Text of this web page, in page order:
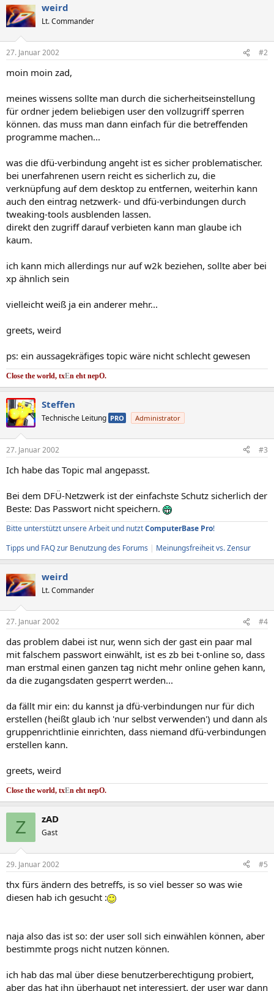
weird
Lt. Commander
27. Januar 2002 #2
moin moin zad,
meines wissens sollte man durch die sicherheitseinstellung
für ordner jedem beliebigen user den vollzugriff sperren
können. das muss man dann einfach für die betreffenden
programme machen...
was die dfü-verbindung angeht ist es sicher problematischer.
bei unerfahrenen usern reicht es sicherlich zu, die
verknüpfung auf dem desktop zu entfernen, weiterhin kann
auch den eintrag netzwerk- und dfü-verbindungen durch
tweaking-tools ausblenden lassen.
direkt den zugriff darauf verbieten kann man glaube ich
kaum.
ich kann mich allerdings nur auf w2k beziehen, sollte aber bei
xp ähnlich sein
vielleicht weiß ja ein anderer mehr...
greets, weird
ps: ein aussagekräfiges topic wäre nicht schlecht gewesen
Close the world, txEn eht nepO.
Steffen
Technische Leitung PRO Administrator
27. Januar 2002 #3
Ich habe das Topic mal angepasst.
Bei dem DFÜ-Netzwerk ist der einfachste Schutz sicherlich der
Beste: Das Passwort nicht speichern.
Bitte unterstützt unsere Arbeit und nutztComputerBase Pro!
Tipps und FAQ zur Benutzung des Forums | Meinungsfreiheit vs. Zensur
weird
Lt. Commander
27. Januar 2002 #4
das problem dabei ist nur, wenn sich der gast ein paar mal
mit falschem passwort einwählt, ist es zb bei t-online so, dass
man erstmal einen ganzen tag nicht mehr online gehen kann,
da die zugangsdaten gesperrt werden...
da fällt mir ein: du kannst ja dfü-verbindungen nur für dich
erstellen (heißt glaub ich 'nur selbst verwenden') und dann als
gruppenrichtlinie einrichten, dass niemand dfü-verbindungen
erstellen kann.
greets, weird
Close the world, txEn eht nepO.
Z zAD
Gast
29. Januar 2002 #5
thx fürs ändern des betreffs, is so viel besser so was wie
diesen hab ich gesucht :
naja also das ist so: der user soll sich einwählen können, aber
bestimmte progs nicht nutzen können.
ich hab das mal über diese benutzerberechtigung probiert,
aber das hat ihn überhaupt net interessiert. der user war dann